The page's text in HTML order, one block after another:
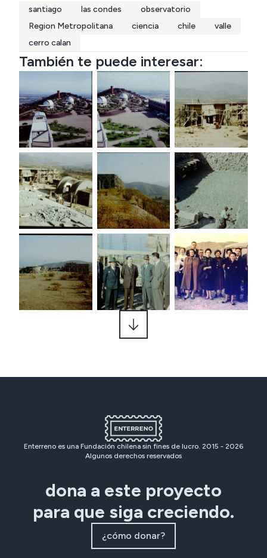
santiago las condes
observatorio
Region Metropolitana
ciencia chile
valle
cerro calan
También te puede interesar:
Enterreno es una Fundación chilena sin fines de lucro. 2015 - 2026
Algunos derechos reservados
dona a este proyecto
para que siga creciendo.
¿cómo donar?